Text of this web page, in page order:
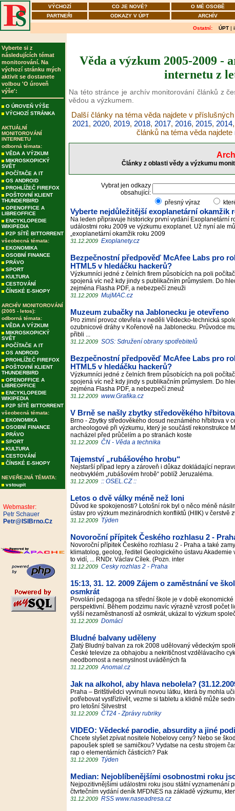
VÝCHOZÍ CO JE NOVÉ? O MÉ OSOBĚ
PARTNEŘI
ODKAZY V ÚPT ARCHÍV
Ostatní: ÚPT |
Vyberte si z
následujících témat
monitorování. Na
výchozí stránku mých
aktivit se dostanete
volbou 'O úroveň
výše':
O ÚROVEŇ VÝŠE
VÝCHOZÍ STRÁNKA
AKTUÁLNÍ
MONITOROVÁNÍ
INTERNETU
odborná témata:
VĚDA A VÝZKUM
MIKROSKOPICKÝ
SVĚT
POČÍTAČE A IT
OS ANDROID
PROHLÍŽEČ FIREFOX
POŠTOVNÍ KLIENT
THUNDERBIRD
OPENOFFICE A
LIBREOFFICE
ENCYKLOPEDIE
WIKIPEDIA
P2P SÍTĚ BITTORRENT
všeobecná témata:
EKONOMIKA
OSOBNÍ FINANCE
PRÁVO
SPORT
KULTURA
CESTOVÁNÍ
ČÍNSKÉ E-SHOPY
ARCHÍV MONITOROVÁNÍ
(2005 - letos):
odborná témata:
VĚDA A VÝZKUM
MIKROSKOPICKÝ
SVĚT
POČÍTAČE A IT
OS ANDROID
PROHLÍŽEČ FIREFOX
POŠTOVNÍ KLIENT
THUNDERBIRD
OPENOFFICE A
LIBREOFFICE
ENCYKLOPEDIE
WIKIPEDIA
P2P SÍTĚ BITTORRENT
všeobecná témata:
EKONOMIKA
OSOBNÍ FINANCE
PRÁVO
SPORT
KULTURA
CESTOVÁNÍ
ČÍNSKÉ E-SHOPY
NEVEŘEJNÁ TÉMATA:
vstoupit
Webmaster:
Petr Schauer
Petr@ISIBrno.Cz
Věda a výzkum 2005-2009 -
internetu z
Na této stránce je archív monitorování článků z
vědou a výzkumem.
Další články na téma věda najdete v
2021, 2020, 2019, 2018, 2017, 2016, 2015, 2014,
článků na téma věda najdete
Články z oblasti vědy a výzkumu
Vybrat jen odkazy
obsahující:
přesný výraz
Vyberte nejdůležitější exoplanetární okamžik
Na leden připravuje historicky první vydání Exoplanetární
událostmi roku 2009 ve výzkumu exoplanet. Už nyní ale
„exoplanetární okamžik roku 2009
31.12.2009 Exoplanety.cz
Bezpečnostní předpověď McAfee Labs pro
HTML5 v hledáčku hackerů?
Výzkumníci jedné z čelních firem působících na poli
spojená víc než kdy jindy s publikačním průmyslem. Do
zejména Flasha PDF, a nebezpečí zneuži
31.12.2009 MujMAC.cz
Muzeum zubačky na Jablonecku je otevřeno
Pro zimní provoz otevřela v neděli Vědecko-technická
ozubnicové dráhy v Kořenově na Jablonecku. Průvodce
přibli ...
31.12.2009 SOS: Sdružení obrany spotřebitelů
Bezpečnostní předpověď McAfee Labs pro
HTML5 v hledáčku hackerů?
Výzkumníci jedné z čelních firem působících na poli
spojená víc než kdy jindy s publikačním průmyslem. Do
zejména Flasha PDF, a nebezpečí zneuž
31.12.2009 www.Grafika.cz
V Brně se našly zbytky středověkého hřbitova
Brno - Zbytky středověkého dosud neznámého hřbitova v
archeologové při výzkumu, který je součástí rekonstrukce
nacházel před průčelím a po stranách koste
31.12.2009 ČN - Věda a technika
Tajemství „rubášového hrobu“
Nejstarší případ lepry a zároveň i důkaz dokládající
neobvyklém „rubášovém hrobě“ poblíž Jeruzaléma.
31.12.2009 :: OSEL.CZ ::
Letos o dvě války méně než loni
Důvod ke spokojenosti? Lotošní rok byl o něco méně
ústav pro výzkum mezinárodních konfliktů (HIIK) v čerstvě
31.12.2009 Týden
Novoroční přípitek Českého rozhlasu 2 -
Novoroční přípitek Českého rozhlasu 2 - Praha a také
klimatolog, geolog, ředitel Geologického ústavu
to vidí, ... RNDr. Václav Cílek. (Pozn. inter
31.12.2009 Cesky rozhlas 2 - Praha
15:13, 31. 12. 2009 Zájem o zaměstnání ve
osmkrát
Povolání pedagoga na střední škole je v době
perspektivní. Během podzimu navíc výrazně vzrostl počet
vyšší nezaměstnaností až osmkrát, ukázal to výzkum
31.12.2009 Domácí
Bludné balvany uděleny
Zlatý Bludný balvan za rok 2008 udělovaný vědeckým
České televize za obhajobu a nekritičnost vzdělávacího
neodbornost a nesmyslnost uváděných fa
31.12.2009 Anomal.cz
Jak na alkohol, aby hlava nebolela?
Praha – Britštívědci vyvinuli novou látku, která by mohla
potřebovat vystřízlivět, vezme si tabletu a klidně může
pro letošní Silvestrst
31.12.2009 ČT24 - Zprávy rubriky
VIDEO: Vědecké parodie, absurdity a jiné
Chcete slyšet zpívat nositele Nobelovy ceny? Nebo se
papoušek spletl se samičkou? Vydatse na cestu strojem
rap o elementárních částicích? Pak
31.12.2009 Týden
Median: Nejoblíbenějšími osobnostmi roku
Nejpozitivnějšími událostmi roku jsou státní vyznamenání
čtvrtečním vydání deník MFDNES na základě výzkumu,
31.12.2009 RSS www.naseadresa.cz